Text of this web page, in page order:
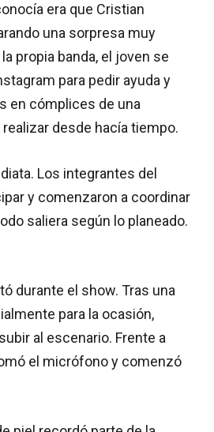
era que Cristian
una sorpresa muy
propia banda, el joven se
para pedir ayuda y
en cómplices de una
desde hacía tiempo.
Los integrantes del
y comenzaron a coordinar
saliera según lo planeado.
durante el show. Tras una
para la ocasión,
al escenario. Frente a
el micrófono y comenzó